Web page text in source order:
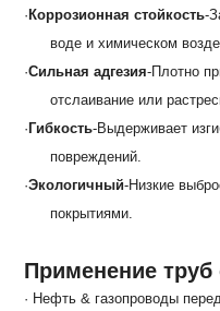
·Коррозионная стойкость-
воде и химическом
·Сильная адгезия-Плотно
отслаивание или
·Гибкость-Выдерживает
повреждений.
·Экологичный-Низкие
покрытиями.
Применение
· Нефть & газопроводы